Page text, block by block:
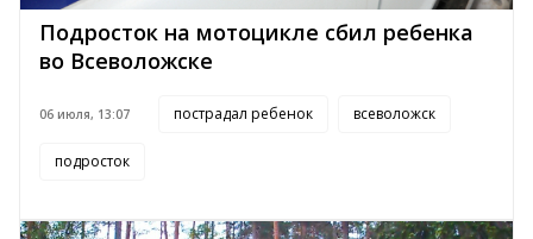
Подросток на мотоцикле сбил ребенка
во Всеволожске
06 июля, 13:07 пострадал ребенок всеволожск
подросток